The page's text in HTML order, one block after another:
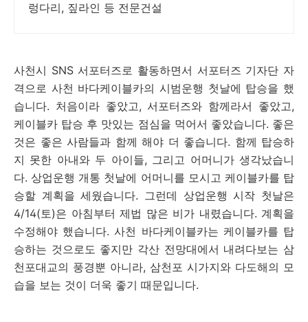
렁다리, 짚라인 등 전문건설
사천시 SNS 서포터즈로 활동하면서 서포터즈 기자단 자
격으로 사천 바다케이블카의 시범운행 첫날에 탑승을 했
습니다. 처음이라 좋았고, 서포터즈와 함께라서 좋았고,
케이블카 탑승 후 맛있는 점심을 먹어서 좋았습니다. 좋은
것은 좋은 사람들과 함께 해야 더 좋습니다. 함께 탑승하
지 못한 아내와 두 아이들, 그리고 어머니가 생각났습니
다. 상업운행 개통 첫날에 어머니를 모시고 케이블카를 탑
승할 계획을 세웠습니다. 그런데 상업운행 시작 첫날은
4/14(토)은 아침부터 제법 많은 비가 내렸습니다. 계획을
수정해야 했습니다. 사천 바다케이블카는 케이블카를 탑
승하는 것으로도 좋지만 각산 전망대에서 내려다보는 삼
천포대교의 풍경뿐 아니라, 삼천포 시가지와 다도해의 모
습을 보는 것이 더욱 좋기 때문입니다.